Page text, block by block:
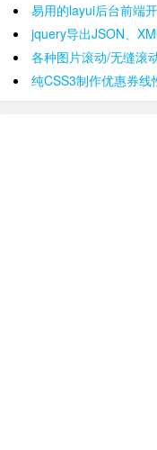
易用的layui后台前端
jquery导出JSON、XML、PNG、
各种图片滚动/无缝滚动
纯CSS3制作优惠券线